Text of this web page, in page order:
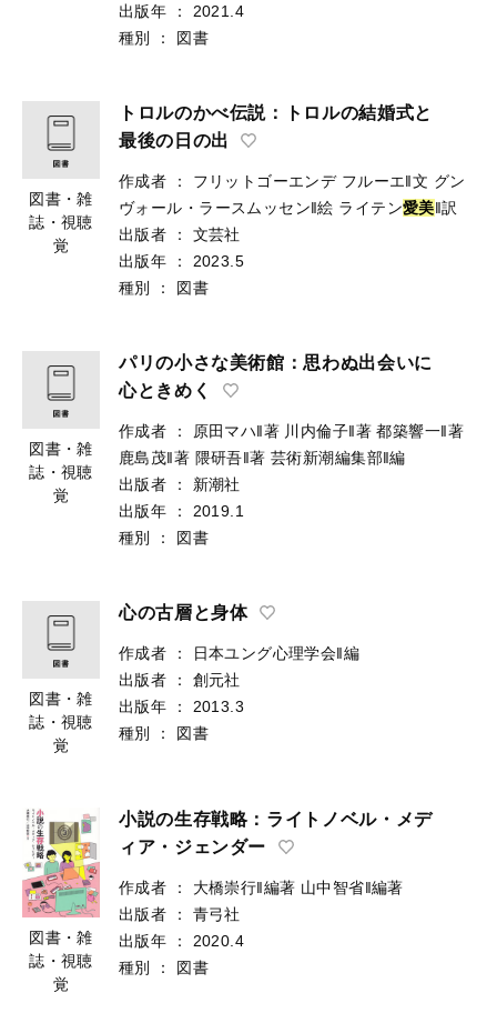
出版年
：
2021.4
種別
： 図書
図書・雑
誌・視聴
覚
トロルのかべ伝説：トロルの結婚式と
最後の日の出
作成者 ： フリットゴーエンデ フルーエ‖文 グン
ヴォール・ラースムッセン‖絵 ライテン愛美‖訳
出版者
：
文芸社
出版年
：
2023.5
種別
： 図書
図書・雑
誌・視聴
覚
パリの小さな美術館：思わぬ出会いに
心ときめく
作成者 ： 原田マハ‖著 川内倫子‖著 都築響一‖著
鹿島茂‖著 隈研吾‖著 芸術新潮編集部‖編
出版者
：
新潮社
出版年
：
2019.1
種別
： 図書
図書・雑
誌・視聴
覚
心の古層と身体
作成者 ：
日本ユング心理学会‖編
出版者
：
創元社
出版年
：
2013.3
種別
： 図書
図書・雑
誌・視聴
覚
小説の生存戦略：ライトノベル・メデ
ィア・ジェンダー
作成者 ： 大橋崇行‖編著 山中智省‖編著
出版者
：
青弓社
出版年
：
2020.4
種別
： 図書